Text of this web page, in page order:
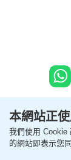
聯絡我們
本網站正
我們使用 Cookie
的網站即表示您